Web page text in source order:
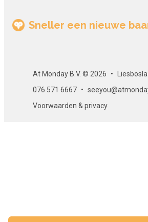
Sneller een nieuwe
At Monday B.V. © 2026
076 571 6667
Voorwaarden & privacy